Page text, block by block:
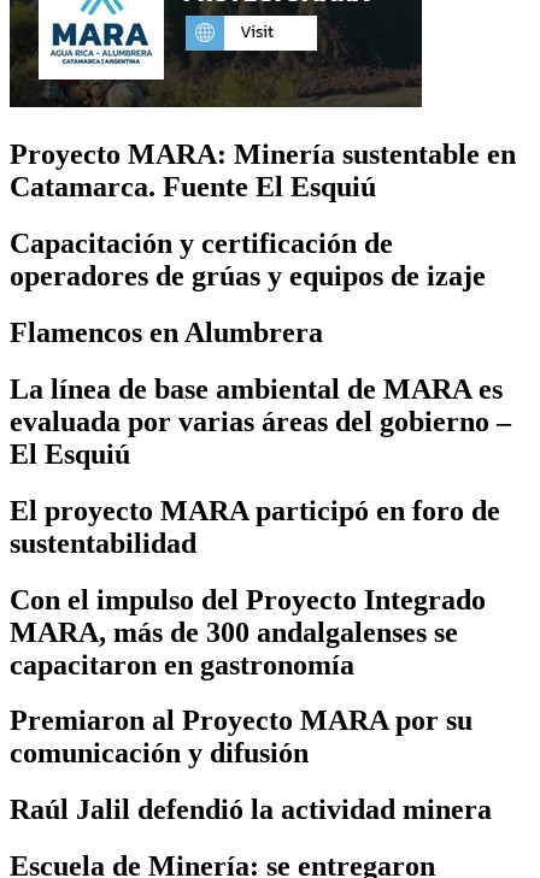
Proyecto MARA: Minería sustentable en
Catamarca. Fuente El Esquiú
Capacitación y certificación de
operadores de grúas y equipos de izaje
Flamencos en Alumbrera
La línea de base ambiental de MARA es
evaluada por varias áreas del gobierno –
El Esquiú
El proyecto MARA participó en foro de
sustentabilidad
Con el impulso del Proyecto Integrado
MARA, más de 300 andalgalenses se
capacitaron en gastronomía
Premiaron al Proyecto MARA por su
comunicación y difusión
Raúl Jalil defendió la actividad minera
Escuela de Minería: se entregaron